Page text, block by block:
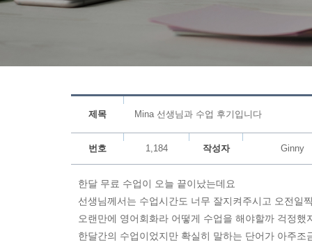
제목 Mina 선생님과 수업 후기입니다
번호 1,184 작성자 Ginny
한달 무료 수업이 오늘 끝이났는데요
선생님께서는 수업시간도 너무 잘지켜주시고 오전일
오랜만에 영어회화라 어떻게 수업을 해야할까 걱정
한달간의 수업이었지만 확실히 말하는 단어가 아주